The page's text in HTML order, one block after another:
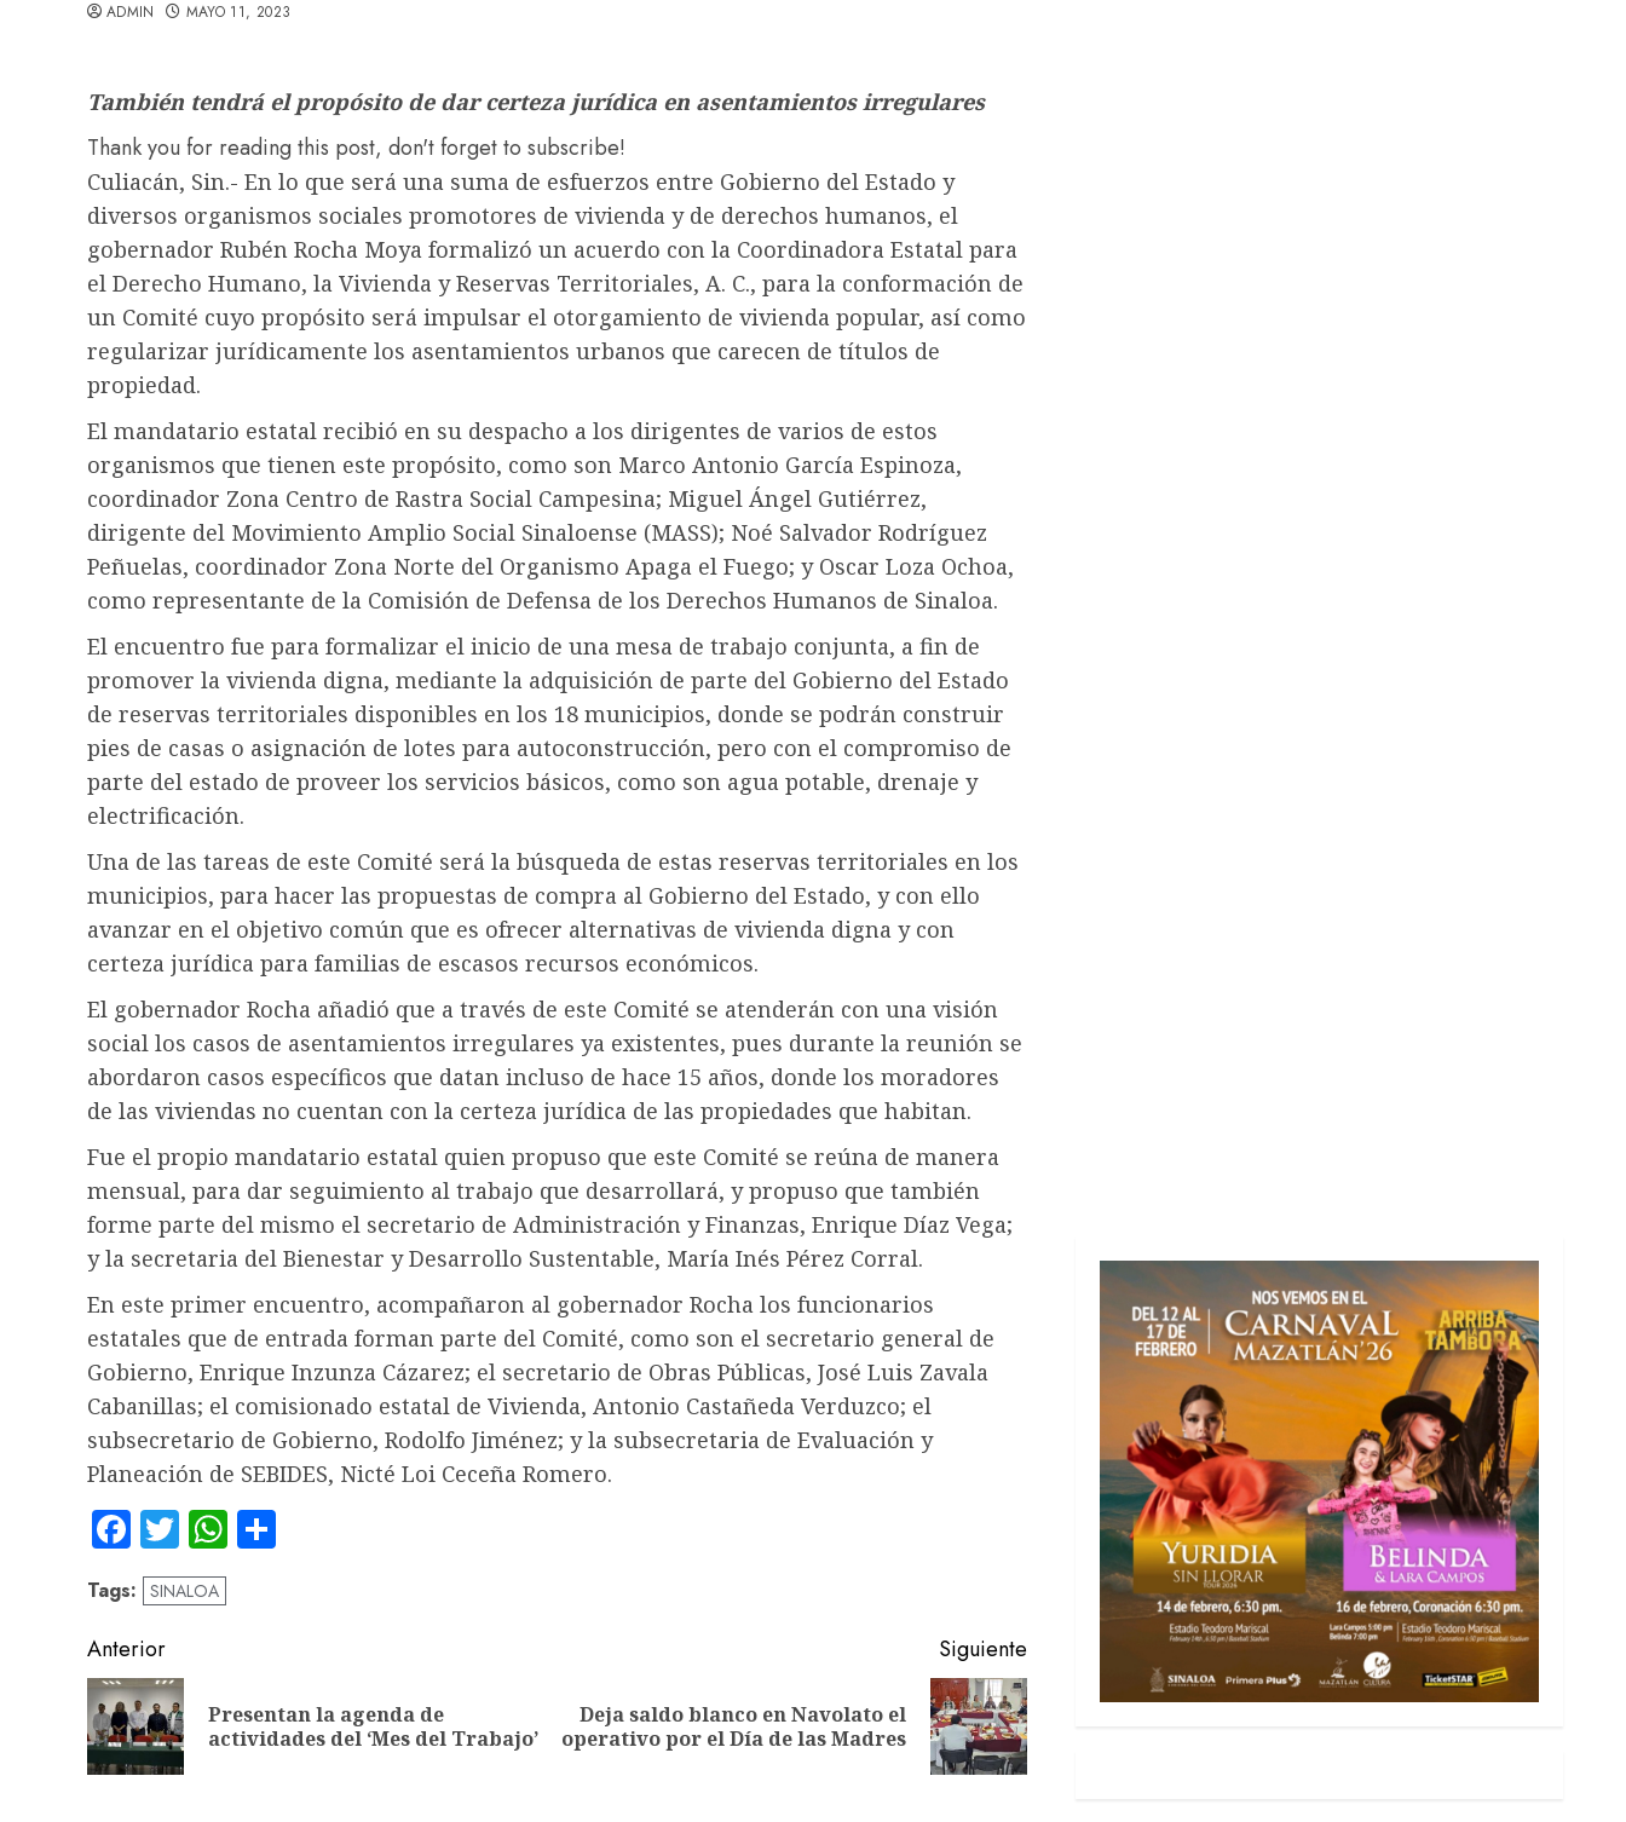
ADMIN MAYO 11, 2023
También tendrá el propósito de dar certeza jurídica en asentamientos irregulares
Thank you for reading this post, don't forget to subscribe!
Culiacán, Sin.- En lo que será una suma de esfuerzos entre Gobierno del Estado y
diversos organismos sociales promotores de vivienda y de derechos humanos, el
gobernador Rubén Rocha Moya formalizó un acuerdo con la Coordinadora Estatal para
el Derecho Humano, la Vivienda y Reservas Territoriales, A. C., para la conformación de
un Comité cuyo propósito será impulsar el otorgamiento de vivienda popular, así como
regularizar jurídicamente los asentamientos urbanos que carecen de títulos de
propiedad.
El mandatario estatal recibió en su despacho a los dirigentes de varios de estos
organismos que tienen este propósito, como son Marco Antonio García Espinoza,
coordinador Zona Centro de Rastra Social Campesina; Miguel Ángel Gutiérrez,
dirigente del Movimiento Amplio Social Sinaloense (MASS); Noé Salvador Rodríguez
Peñuelas, coordinador Zona Norte del Organismo Apaga el Fuego; y Oscar Loza Ochoa,
como representante de la Comisión de Defensa de los Derechos Humanos de Sinaloa.
El encuentro fue para formalizar el inicio de una mesa de trabajo conjunta, a fin de
promover la vivienda digna, mediante la adquisición de parte del Gobierno del Estado
de reservas territoriales disponibles en los 18 municipios, donde se podrán construir
pies de casas o asignación de lotes para autoconstrucción, pero con el compromiso de
parte del estado de proveer los servicios básicos, como son agua potable, drenaje y
electrificación.
Una de las tareas de este Comité será la búsqueda de estas reservas territoriales en los
municipios, para hacer las propuestas de compra al Gobierno del Estado, y con ello
avanzar en el objetivo común que es ofrecer alternativas de vivienda digna y con
certeza jurídica para familias de escasos recursos económicos.
El gobernador Rocha añadió que a través de este Comité se atenderán con una visión
social los casos de asentamientos irregulares ya existentes, pues durante la reunión se
abordaron casos específicos que datan incluso de hace 15 años, donde los moradores
de las viviendas no cuentan con la certeza jurídica de las propiedades que habitan.
Fue el propio mandatario estatal quien propuso que este Comité se reúna de manera
mensual, para dar seguimiento al trabajo que desarrollará, y propuso que también
forme parte del mismo el secretario de Administración y Finanzas, Enrique Díaz Vega;
y la secretaria del Bienestar y Desarrollo Sustentable, María Inés Pérez Corral.
En este primer encuentro, acompañaron al gobernador Rocha los funcionarios
estatales que de entrada forman parte del Comité, como son el secretario general de
Gobierno, Enrique Inzunza Cázarez; el secretario de Obras Públicas, José Luis Zavala
Cabanillas; el comisionado estatal de Vivienda, Antonio Castañeda Verduzco; el
subsecretario de Gobierno, Rodolfo Jiménez; y la subsecretaria de Evaluación y
Planeación de SEBIDES, Nicté Loi Ceceña Romero.
Facebook
TwitterWhatsApp
Tags: SINALOA
Navegación
de
entradas
Anterior
Entrada
anterior:
Presentan la agenda de
actividades del ‘Mes del Trabajo’
Siguiente
Siguiente
entrada:
Deja saldo blanco en Navolato el
operativo por el Día de las Madres